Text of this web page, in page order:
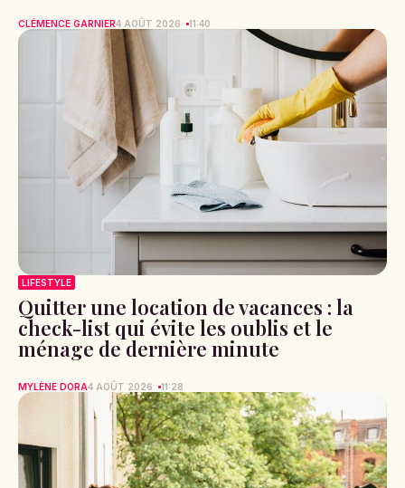
CLÉMENCE GARNIER4 AOÛT 2026 11:40
LIFESTYLE
Quitter une location de vacances : la
check-list qui évite les oublis et le
ménage de dernière minute
MYLÈNE DORA4 AOÛT 2026 11:28